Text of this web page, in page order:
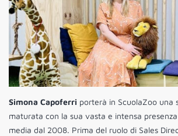
Simona Capoferri porterà in ScuolaZoo una
maturata con la sua vasta e intensa
media dal 2008. Prima del ruolo di Sales